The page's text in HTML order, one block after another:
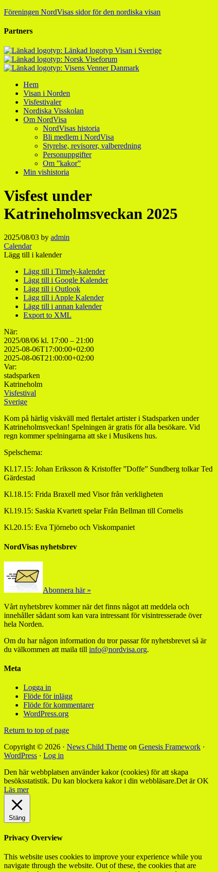
Föreningen NordVisas sidor för den nordiska visan
Partners
Hem
Visan i Norden
Visfestivaler
Nordiska Visskolan
Om NordVisa
NordVisas historia
Bli medlem i NordVisa
Styrelse, revisorer, valberedning
Personuppgifter
Om ”kakor”
Min vishistoria
Visfest under
Katrineholmsveckan 2025
2025/08/03 by admin
Calendar
Lägg till i kalender
Lägg till i Timely-kalender
Lägg till i Google Kalender
Lägg till i Outlook
Lägg till i Apple Kalender
Lägg till i annan kalender
Export to XML
När:
2025/08/06 kl. 17:00 – 21:00
2025-08-06T17:00:00+02:00
2025-08-06T21:00:00+02:00
Var:
stadsparken
Katrineholm
Visfestival
Sverige
Kom på härlig viskväll med flertalet artister i Stadsparken under
Katrineholmsveckan! Spelningen är gratis för alla besökare. Vid
regn kommer spelningarna att ske i Musikens hus.
Spelschema:
Kl.17.15: Johan Eriksson & Kristoffer ”Doffe” Sundberg tolkar Ted
Gärdestad
Kl.18.15: Frida Braxell med Visor från verkligheten
Kl.19.15: Saskia Kvartett spelar Från Bellman till Cornelis
Kl.20.15: Eva Tjörnebo och Viskompaniet
NordVisas nyhetsbrev
Abonnera här »
Vårt nyhetsbrev kommer när det finns något att meddela och
innehåller sådant som kan vara intressant för visintresserade över
hela Norden.
Om du har någon information du tror passar för nyhetsbrevet så är
du välkommen att maila till info@nordvisa.org.
Meta
Logga in
Flöde för inlägg
Flöde för kommentarer
WordPress.org
Return to top of page
Copyright © 2026 · News Child Theme on Genesis Framework ·
WordPress · Log in
Den här webbplatsen använder kakor (cookies) för att skapa
besöksstatistik. Du kan blockera kakor i din webbläsare.Det är OK
Läs mer
Stäng
Privacy Overview
This website uses cookies to improve your experience while you
navigate through the website. Out of these, the cookies that are